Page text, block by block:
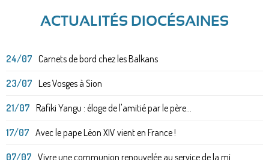
ACTUALITÉS DIOCÉSAINES
24/07 Carnets de bord chez les Balkans
23/07 Les Vosges à Sion
21/07 Rafiki Yangu : éloge de l'amitié par le père...
17/07 Avec le pape Léon XIV vient en France !
07/07 Vivre une communion renouvelée au service de la mi...